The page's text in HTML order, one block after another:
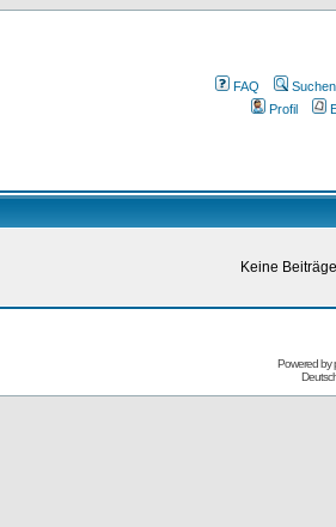
FAQ
Suchen
Profil
Keine
Powered by